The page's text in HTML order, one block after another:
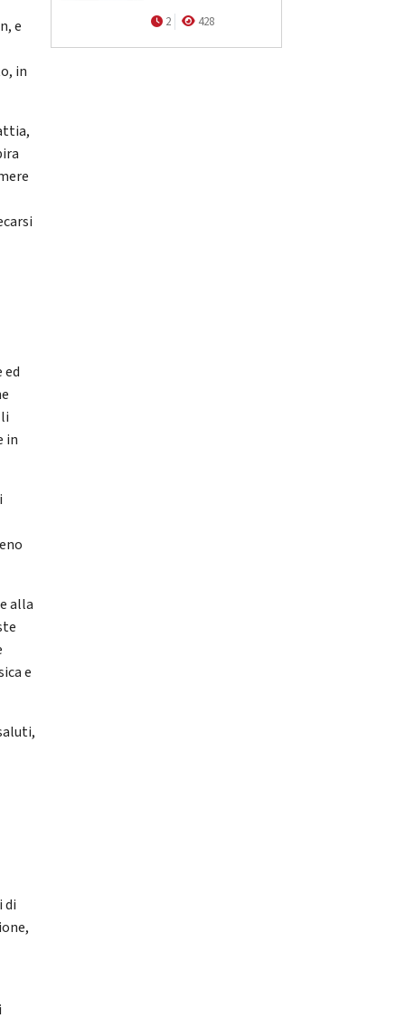
e
in
in
alla
e
di
2 428